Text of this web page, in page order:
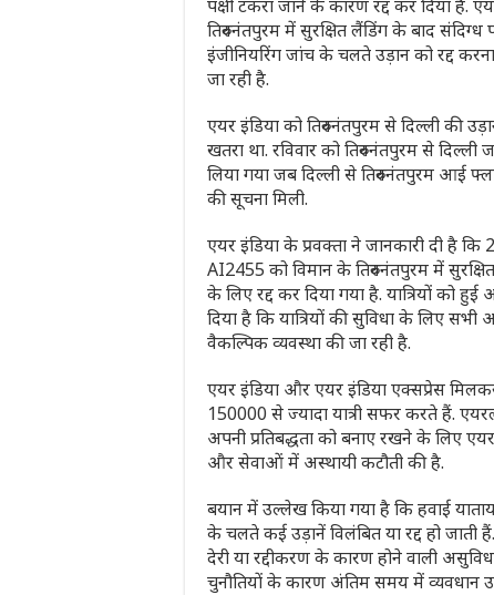
पक्षी टकरा जाने के कारण रद्द कर दिया है.
तिरुवनंतपुरम में सुरक्षित लैंडिंग के बाद
इंजीनियरिंग जांच के चलते उड़ान को रद्द
जा रही है.
एयर इंडिया को तिरुवनंतपुरम से दिल्ली की
खतरा था. रविवार को तिरुवनंतपुरम से
लिया गया जब दिल्ली से तिरुवनंतपुरम आई
की सूचना मिली.
एयर इंडिया के प्रवक्ता ने जानकारी दी है
AI2455 को विमान के तिरुवनंतपुरम में
के लिए रद्द कर दिया गया है. यात्रियों को
दिया है कि यात्रियों की सुविधा के लिए
वैकल्पिक व्यवस्था की जा रही है.
एयर इंडिया और एयर इंडिया एक्सप्रेस
150000 से ज्यादा यात्री सफर करते हैं.
अपनी प्रतिबद्धता को बनाए रखने के लिए
और सेवाओं में अस्थायी कटौती की है.
बयान में उल्लेख किया गया है कि हवाई
के चलते कई उड़ानें विलंबित या रद्द हो जाती
देरी या रद्दीकरण के कारण होने वाली
चुनौतियों के कारण अंतिम समय में व्यवधान